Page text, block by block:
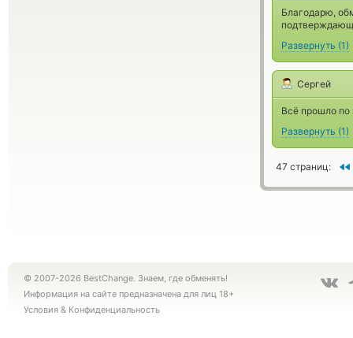
Благодарю,
Развернуть (1)
Сергей
Всё прошло по
Развернуть (1)
47 страниц:
© 2007-2026 BestChange. Знаем, где обменять!
Информация на сайте предназначена для лиц 18+
Условия & Конфиденциальность